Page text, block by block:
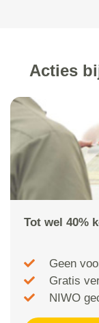
Acties
Tot wel 40%
Geen
Gratis
NIWO